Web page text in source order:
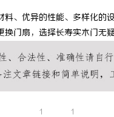
、优异的性能、多样化
门扇，选择长寿实木门无
1 1
北京考研机构避坑指南